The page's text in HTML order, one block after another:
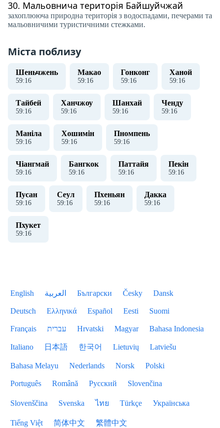
30. Мальовнича територія Байшуйчжай
захоплююча природна територія з водоспадами, печерами та
мальовничими туристичними стежками.
Міста поблизу
Шеньчжень
59:16
Макао
59:16
Гонконг
59:16
Ханой
59:16
Тайбей
59:16
Ханчжоу
59:16
Шанхай
59:16
Ченду
59:16
Маніла
59:16
Хошимін
59:16
Пномпень
59:16
Чіангмай
59:16
Бангкок
59:16
Паттайя
59:16
Пекін
59:16
Пусан
59:16
Сеул
59:16
Пхеньян
59:16
Дакка
59:16
Пхукет
59:16
English العربية Български Česky Dansk
Deutsch Ελληνικά Español Eesti Suomi
Français עברית Hrvatski Magyar Bahasa Indonesia
Italiano 日本語 한국어 Lietuvių Latviešu
Bahasa Melayu Nederlands Norsk Polski
Português Română Русский Slovenčina
Slovenščina Svenska ไทย Türkçe Українська
Tiếng Việt 简体中文 繁體中文